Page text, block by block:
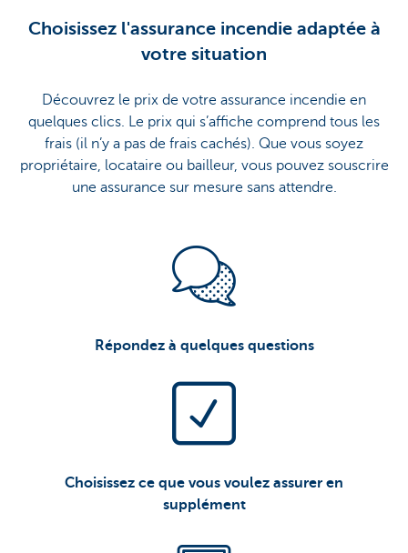
Choisissez l'assurance incendie adaptée à
votre situation
Découvrez le prix de votre assurance incendie en
quelques clics. Le prix qui s’affiche comprend tous les
frais (il n’y a pas de frais cachés). Que vous soyez
propriétaire, locataire ou bailleur, vous pouvez souscrire
une assurance sur mesure sans attendre.
Répondez à quelques questions
Choisissez ce que vous voulez assurer en
supplément